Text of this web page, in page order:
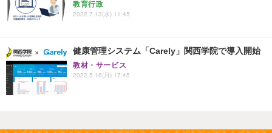
教育行政
2022.7.13(水) 11:45
健康管理システム「Carely」関西学院で導入開始
教材・サービス
2022.5.16(月) 17:45